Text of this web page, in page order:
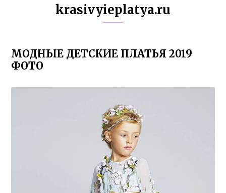
krasivyieplatya.ru
МОДНЫЕ ДЕТСКИЕ ПЛАТЬЯ 2019
ФОТО